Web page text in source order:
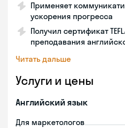
Применяет
ускорения прогресса
Получил сертификат
преподавания
Читать дальше
Услуги и цены
Английский язык
Для маркетологов